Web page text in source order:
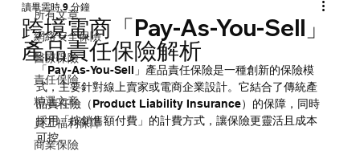
所有文章
網絡安全保險
醫療保險
責任保險
精選文章
員工福利保障
商業保險
跨境電商「Pay-As-You-Sell」
產品責任保險解析
讀畢需時 9 分鐘
「Pay-As-You-Sell」產品責任保險是一種創新的保險模
式，主要針對線上賣家或電商企業設計。它結合了傳統產
品責任險（Product Liability Insurance）的保障，同時
採用「按銷售額付費」的計費方式，讓保險更靈活且成本
可控。